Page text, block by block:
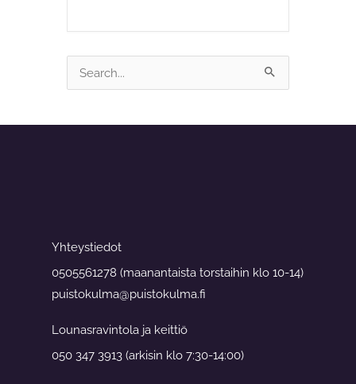
Search
Yhteystiedot
0505561278 (maanantaista torstaihin klo 10-14)
puistokulma@puistokulma.fi
Lounasravintola ja keittiö
050 347 3913 (arkisin klo 7:30-14:00)